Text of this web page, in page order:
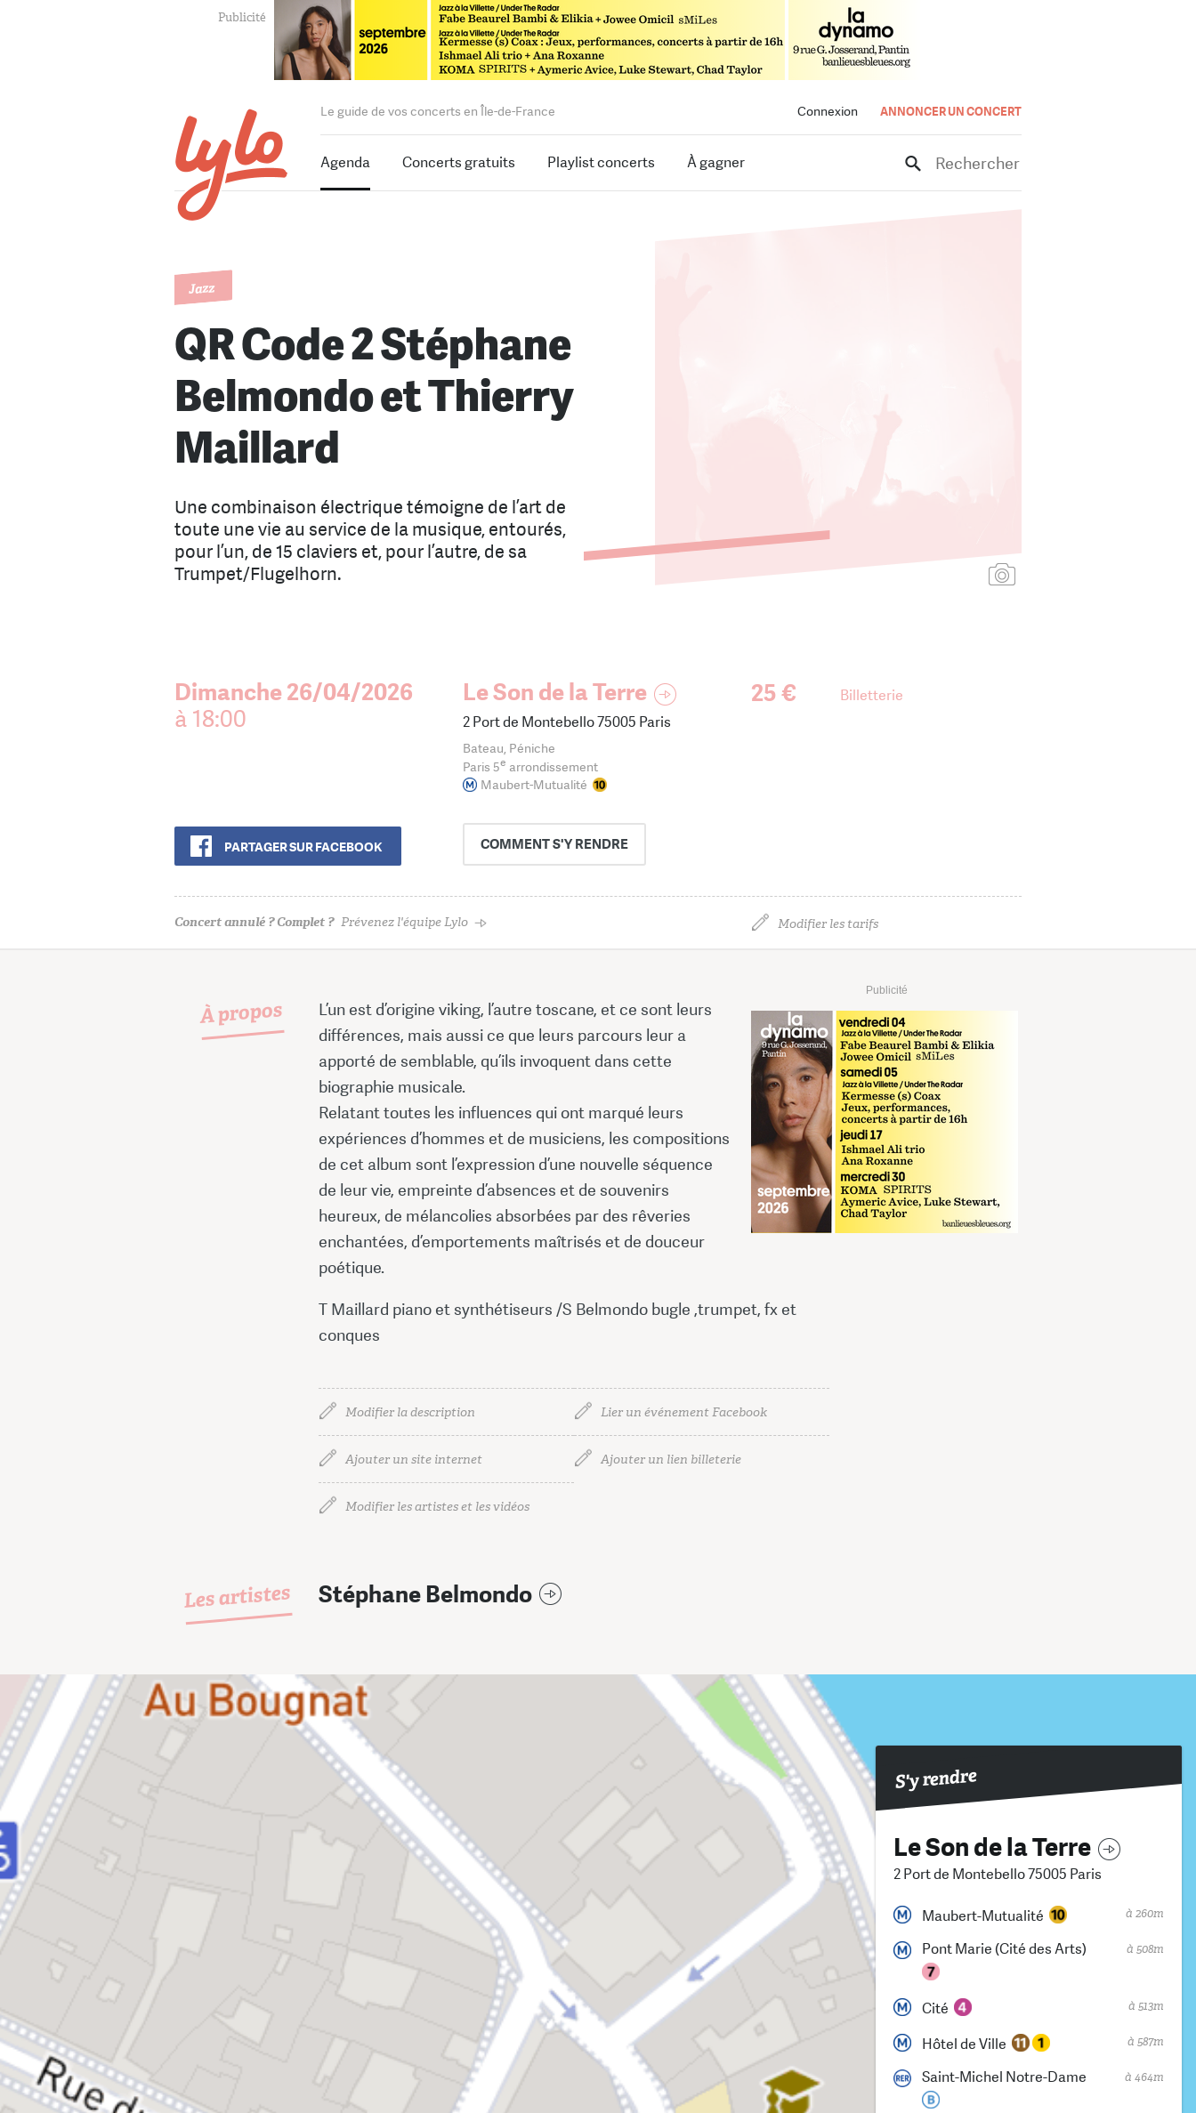
Connexion ANNONCER UN CONCERT
Le guide de vos concerts en Île-de-France
Agenda Concerts gratuits Playlist concerts À gagner Rechercher
Jazz
QR Code 2 Stéphane
Belmondo et Thierry
Maillard
Une combinaison électrique témoigne de l’art de
toute une vie au service de la musique, entourés,
pour l’un, de 15 claviers et, pour l’autre, de sa
Trumpet/Flugelhorn.
Dimanche 26/04/2026
à 18:00
PARTAGER SUR FACEBOOK
Le Son de la Terre
2 Port de Montebello 75005 Paris
Bateau, Péniche
Paris 5e arrondissement
Maubert-Mutualité
COMMENTS'Y RENDRE
25 € Billetterie
Concert annulé ? Complet ? Prévenez l'équipe Lylo Modifier les tarifs
À propos
Publicité
L’un est d’origine viking, l’autre toscane, et ce sont leurs
différences, mais aussi ce que leurs parcours leur a
apporté de semblable, qu’ils invoquent dans cette
biographie musicale.
Relatant toutes les influences qui ont marqué leurs
expériences d’hommes et de musiciens, les compositions
de cet album sont l’expression d’une nouvelle séquence
de leur vie, empreinte d’absences et de souvenirs
heureux, de mélancolies absorbées par des rêveries
enchantées, d’emportements maîtrisés et de douceur
poétique.
T Maillard piano et synthétiseurs /S Belmondo bugle ,trumpet, fx et
conques
Modifier la description Lier un événement Facebook
Ajouter un site internet Ajouter un lien billeterie
Modifier les artistes et les vidéos
Les artistes Stéphane Belmondo
S'y rendre
Le Son de la Terre
2 Port de Montebello 75005 Paris
Maubert-Mutualité à 260m
Pont Marie (Cité des Arts) à 508m
Cité à 513m
Hôtel de Ville à 587m
Saint-Michel Notre-Dame à 464m